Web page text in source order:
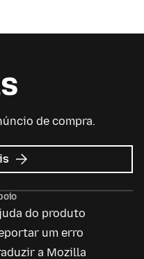
de compra.
sobre
Anúncios
Mozilla
do produto
um erro
a Mozilla